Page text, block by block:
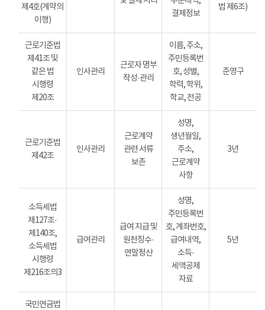
제4호(계약의
이행)
결제정보
법 제6조)
근로기준법
제41조 및
같은 법
시행령
제20조
인사관리
근로자 명부
작성·관리
이름, 주소,
주민등록번
호, 성별,
학력, 학위,
학교, 전공
준영구
근로기준법
제42조
인사관리
근로계약
관련 서류
보존
성명,
생년월일,
주소,
근로계약
사항
3년
소득세법
제127조·
제140조,
소득세법
시행령
제216조의3
급여관리
급여 지급 및
원천징수·
연말정산
성명,
주민등록번
호, 계좌번호,
급여내역,
소득·
세액공제
자료
5년
국민연금법